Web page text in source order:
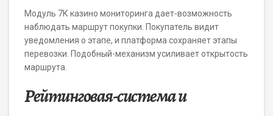
Модуль 7К казино мониторинга дает-возможность
наблюдать маршрут покупки. Покупатель видит
уведомления о этапе, и платформа сохраняет этапы
перевозки. Подобный-механизм усиливает открытость
маршрута.
Рейтинговая-система и